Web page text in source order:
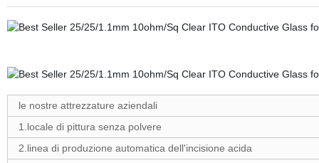
le nostre attrezzature aziendali
1.locale di pittura senza polvere
2.linea di produzione automatica dell'incisione acida